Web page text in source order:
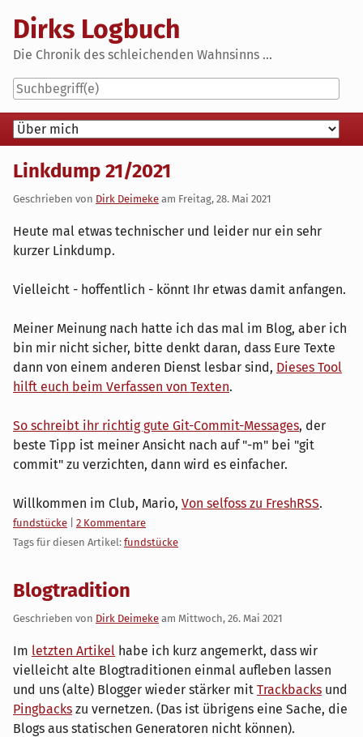
content
Dirks Logbuch
Die Chronik des schleichenden Wahnsinns ...
Navigation
Linkdump 21/2021
Geschrieben von Dirk Deimeke am Freitag, 28. Mai 2021
Heute mal etwas technischer und leider nur ein sehr
kurzer Linkdump.
Vielleicht - hoffentlich - könnt Ihr etwas damit anfangen.
Meiner Meinung nach hatte ich das mal im Blog, aber ich
bin mir nicht sicher, bitte denkt daran, dass Eure Texte
dann von einem anderen Dienst lesbar sind, Dieses Tool
hilft euch beim Verfassen von Texten.
So schreibt ihr richtig gute Git-Commit-Messages, der
beste Tipp ist meiner Ansicht nach auf "-m" bei "git
commit" zu verzichten, dann wird es einfacher.
Willkommen im Club, Mario, Von selfoss zu FreshRSS.
Kategorien:
fundstücke
2 Kommentare
Tags für diesen Artikel: fundstücke
Blogtradition
Geschrieben von Dirk Deimeke am Mittwoch, 26. Mai 2021
Im letzten Artikel habe ich kurz angemerkt, dass wir
vielleicht alte Blogtraditionen einmal aufleben lassen
und uns (alte) Blogger wieder stärker mit Trackbacks und
Pingbacks zu vernetzen. (Das ist übrigens eine Sache, die
Blogs aus statischen Generatoren nicht können).